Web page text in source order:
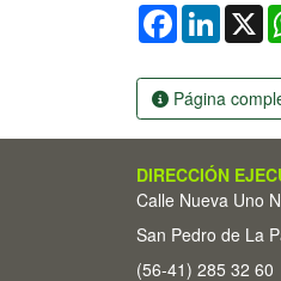
Facebook X
Página
DIRECCIÓN
Calle Nueva Uno
San Pedro de La
(56-41) 285 32 60